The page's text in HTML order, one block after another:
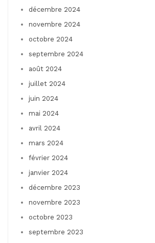
décembre 2024
novembre 2024
octobre 2024
septembre 2024
août 2024
juillet 2024
juin 2024
mai 2024
avril 2024
mars 2024
février 2024
janvier 2024
décembre 2023
novembre 2023
octobre 2023
septembre 2023